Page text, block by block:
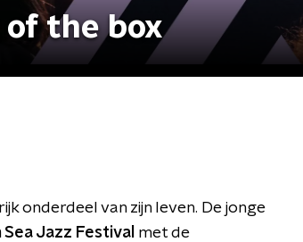
the box
onderdeel van zijn leven. De jonge
Sea Jazz Festival met de